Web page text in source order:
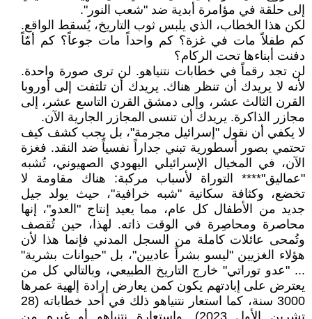
إلى حلقة في مؤامرة أبدية ضد "شعب النور".
لكن هذا الخطاب، الذي يلبس ثوب التاريخ، يُسقط الواقع.
كم طفلاً مات في غزة؟ كم واحداً مات جوعاً؟ كم أمّاً
دفنت أبناءها تحت الركام؟
لن تجد رقماً في خطابات نتنياهو. لن ترى صورة واحدة.
لأنه لا يريدك أن تنظر هناك. يريدك أن تلتفت إلى أوروبا
القرن الثالث عشر، وإلى دمشق القرن التاسع عشر، إلى
مجازر الذاكرة. يريدك أن تنسى المجازر الجارية الآن.
لا يكفي أن نقول "إسرائيل مجرمة"، بل يجب كشف كيف
تحتمي بصور أسطورية تبني جداراً نفسياً ضد النقد. فغزة
الآن، في المخيال الإسرائيلي اليهودي الصهيوني، تُشبه
"عماليق"**** التوراة لأسباب مركبة: هناك مقاومة لا
تخضع، وكثافة سكانية "شبه خرافية"، حيث يولد جيل
جديد من الأطفال كل عام، مما يعيد إنتاج "العدو"، إنها
محاصرة ومحاصِرة في الوقت ذاته. لهذا، حين تُقصف
وتُمحى عائلات كاملة من السجل المدني فإنما هذا لأن
هؤلاء الغزيين "ليسو بشراً عاديين"، بل "حيوانات بشرية"
... "عدو توراتي" خارج التاريخ الطبيعي، وبالتالي كل من
يعترض على إبادتهم يكون كمن يعارض إرادة إلهية عمرها
3000 سنة، كما استعار نتنياهو ذلك في أحد خطاباته (28